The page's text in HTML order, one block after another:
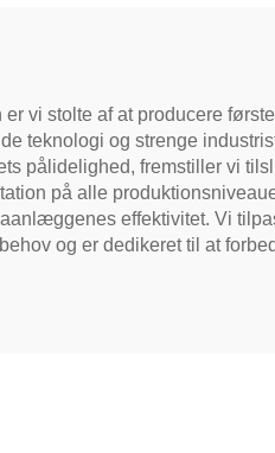
er vi stolte af at producere
teknologi og strenge
pålidelighed, fremstiller vi
på alle
effektivitet. Vi
og er dedikeret til at